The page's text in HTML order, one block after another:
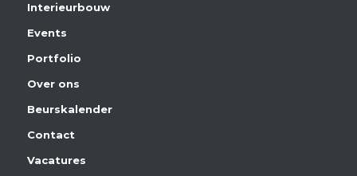
Interieurbouw
Events
Portfolio
Over ons
Beurskalender
Contact
Vacatures